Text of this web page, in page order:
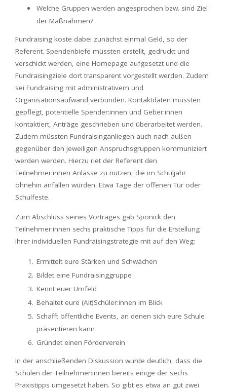
Welche Gruppen werden angesprochen bzw. sind Ziel
der Maßnahmen?
Fundraising koste dabei zunächst einmal Geld, so der
Referent. Spendenbiefe müssten erstellt, gedruckt und
verschickt werden, eine Homepage aufgesetzt und die
Fundraisingziele dort transparent vorgestellt werden. Zudem
sei Fundraising mit administrativem und
Organisationsaufwand verbunden. Kontaktdaten müssten
gepflegt, potentielle Spender:innen und Geber:innen
kontaktiert, Anträge geschrieben und überarbeitet werden.
Zudem müssten Fundraisinganliegen auch nach außen
gegenüber den jeweiligen Anspruchsgruppen kommuniziert
werden werden. Hierzu riet der Referent den
Teilnehmer:innen Anlässe zu nutzen, die im Schuljahr
ohnehin anfallen würden. Etwa Tage der offenen Tür oder
Schulfeste.
Zum Abschluss seines Vortrages gab Sponick den
Teilnehmer:innen sechs praktische Tipps für die Erstellung
ihrer individuellen Fundraisingstrategie mit auf den Weg:
Ermittelt eure Stärken und Schwächen
Bildet eine Fundraisinggruppe
Kennt euer Umfeld
Behaltet eure (Alt)Schüler:innen im Blick
Schafft öffentliche Events, an denen sich eure Schule
präsentieren kann
Gründet einen Förderverein
In der anschließenden Diskussion wurde deutlich, dass die
Schulen der Teilnehmer:innen bereits einige der sechs
Praxistipps umgesetzt haben. So gibt es etwa an gut zwei